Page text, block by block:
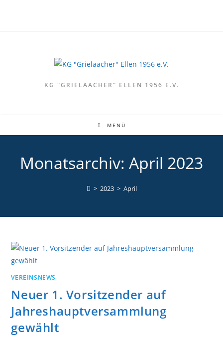
KG "GRIELÄÄCHER" ELLEN 1956 E.V.
MENÜ
Monatsarchiv: April 2023
> 2023 > April
VEREINSNEWS
Neuer 1. Vorsitzender auf
Jahreshauptversammlung
gewählt